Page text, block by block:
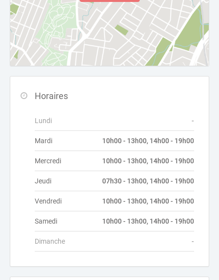
Horaires
Lundi -
Mardi 10h00 - 13h00, 14h00 - 19h00
Mercredi 10h00 - 13h00, 14h00 - 19h00
Jeudi 07h30 - 13h00, 14h00 - 19h00
Vendredi 10h00 - 13h00, 14h00 - 19h00
Samedi 10h00 - 13h00, 14h00 - 19h00
Dimanche -